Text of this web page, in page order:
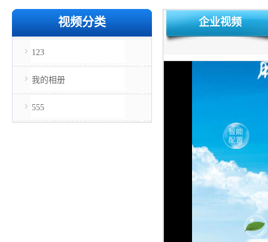
视频分类
123
我的相册
555
企业视频